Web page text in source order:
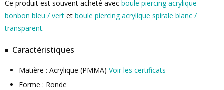
Ce produit est souvent acheté avec boule piercing acrylique
bonbon bleu / vert et boule piercing acrylique spirale blanc /
transparent.
Caractéristiques
Matière : Acrylique (PMMA) Voir les certificats
Forme : Ronde